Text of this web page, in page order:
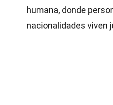
humana, donde
nacionalidades viven